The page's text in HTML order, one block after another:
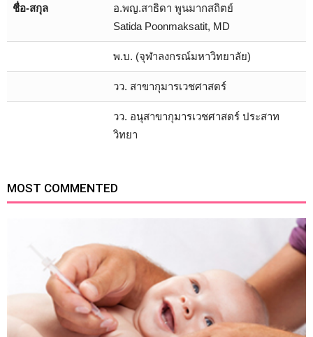
ชื่อ-สกุล
อ.พญ.สาธิดา พูนมากสถิตย์
Satida Poonmaksatit, MD
พ.บ. (จุฬาลงกรณ์มหาวิทยาลัย)
วว. สาขากุมารเวชศาสตร์
วว. อนุสาขากุมารเวชศาสตร์ ประสาท
วิทยา
MOST COMMENTED